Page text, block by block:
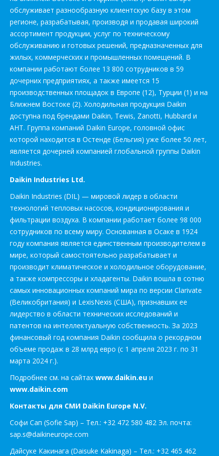
обслуживает разнообразную клиентскую базу в этом
регионе, разрабатывая, производя и продавая широкий
ассортимент продукции, услуг по техническому
обслуживанию и готовых решений, предназначенных для
жилых, коммерческих и промышленных помещений. В
компании работают более 13 800 сотрудников в 59
дочерних предприятиях, а также имеется 15
производственных площадок в Европе (12), Турции (1) и на
Ближнем Востоке (2). Холодильная продукция Daikin
доступна под брендами Daikin, Tewis, Zanotti, Hubbard и
AHT. Группа компаний Daikin Europe, головной офис
которой находится в Остенде (Бельгия) уже более 50 лет,
является дочерней компанией глобальной группы Daikin
Industries.
Daikin Industries Ltd.
Daikin Industries (DIL) — мировой лидер в области
технологий тепловых насосов, кондиционирования и
фильтрации воздуха. В компании работает более 98 000
сотрудников по всему миру. Основанная в Осаке в 1924
году компания является единственным производителем в
мире, который самостоятельно разрабатывает и
производит климатическое и холодильное оборудование,
а также компрессоры и хладагенты. Daikin вошла в сотню
самых инновационных компаний мира по версии Clarivate
(Великобритания) и LexisNexis (США), признавших ее
лидерство в области технических исследований и
патентов на интеллектуальную собственность. За 2023
финансовый год компания Daikin сообщила о рекордном
объеме продаж в 28 млрд евро (с 1 апреля 2023 г. по 31
марта 2024 г.).
Подробнее см. на сайтах www.daikin.eu и
www.daikin.com
Контакты для СМИ Daikin Europe N.V.
Софи Сап (Sofie Sap) – Тел.: +32 472 580 482 Эл. почта:
sap.s@daikineurope.com
Дайсуке Какинага (Daisuke Kakinaga) – Тел.: +32 465 462